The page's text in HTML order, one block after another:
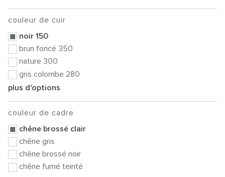
couleur de cuir
noir 150
brun foncé 350
nature 300
gris colombe 280
plus d'options
couleur de cadre
chêne brossé clair
chêne gris
chêne brossé noir
chêne fumé teinté